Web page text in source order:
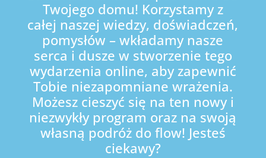
Twojego domu! Korzystamy z
całej naszej wiedzy, doświadczeń,
pomysłów – wkładamy nasze
serca i dusze w stworzenie tego
wydarzenia online, aby zapewnić
Tobie niezapomniane wrażenia.
Możesz cieszyć się na ten nowy i
niezwykły program oraz na swoją
własną podróż do flow! Jesteś
ciekawy?